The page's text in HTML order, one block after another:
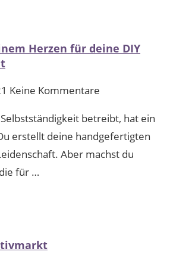
Herzen für deine DIY
Keine Kommentare
betreibt, hat ein
erstellt deine handgefertigten
Aber machst du
für …